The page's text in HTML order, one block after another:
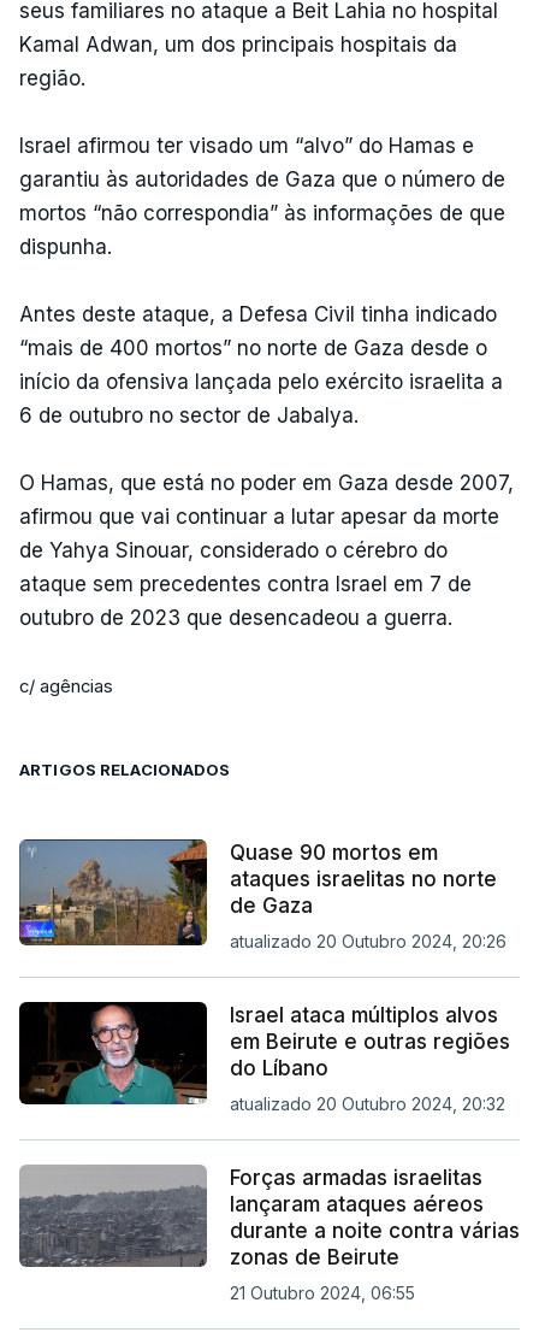
seus familiares no ataque a Beit Lahia no hospital
Kamal Adwan, um dos principais hospitais da
região.
Israel afirmou ter visado um “alvo” do Hamas e
garantiu às autoridades de Gaza que o número de
mortos “não correspondia” às informações de que
dispunha.
Antes deste ataque, a Defesa Civil tinha indicado
“mais de 400 mortos” no norte de Gaza desde o
início da ofensiva lançada pelo exército israelita a
6 de outubro no sector de Jabalya.
O Hamas, que está no poder em Gaza desde 2007,
afirmou que vai continuar a lutar apesar da morte
de Yahya Sinouar, considerado o cérebro do
ataque sem precedentes contra Israel em 7 de
outubro de 2023 que desencadeou a guerra.
c/ agências
ARTIGOS RELACIONADOS
Quase 90 mortos em
ataques israelitas no norte
de Gaza
atualizado 20 Outubro 2024, 20:26
Israel ataca múltiplos alvos
em Beirute e outras regiões
do Líbano
atualizado 20 Outubro 2024, 20:32
Forças armadas israelitas
lançaram ataques aéreos
durante a noite contra várias
zonas de Beirute
21 Outubro 2024, 06:55